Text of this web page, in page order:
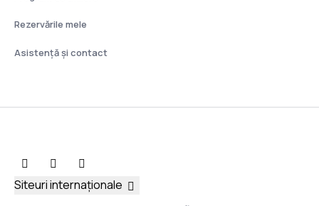
Rezervările mele
Asistenţă şi contact
Siteuri internaționale